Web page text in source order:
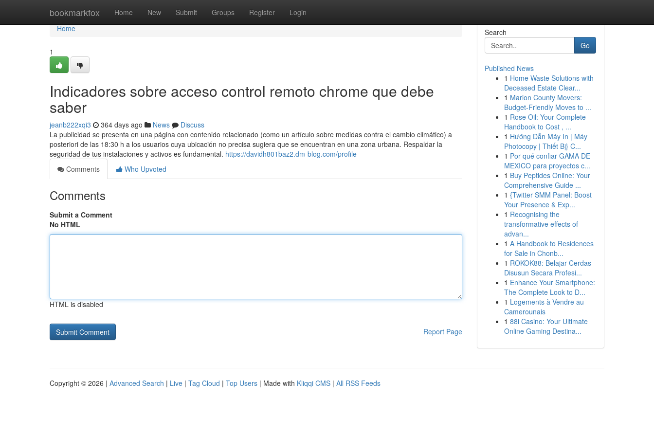
bookmarkfox Home New Submit Groups Register Login
Home
Home
1
Indicadores sobre acceso control remoto chrome que debe
saber
jeanb222xqi3 364 days ago News
Discuss
La publicidad se presenta en una página con contenido relacionado (como un artículo sobre medidas contra el cambio climático) a
posteriori de las 18:30 h a los usuarios cuya ubicación no precisa sugiera que se encuentran en una zona urbana. Respaldar la
seguridad de tus instalaciones y activos es fundamental. https://davidh801baz2.dm-blog.com/profile
Comments
Who Upvoted
Comments
Submit a Comment
No HTML
HTML is disabled
Report Page
Search
Go
Published News
1 Home Waste Solutions with
Deceased Estate Clear...
1 Marion County Movers:
Budget-Friendly Moves to ...
1 Rose Oil: Your Complete
Handbook to Cost , ...
1 Hướng Dẫn Máy In | Máy
Photocopy | Thiết Bị} C...
1 Por qué confiar GAMA DE
MEXICO para proyectos c...
1 Buy Peptides Online: Your
Comprehensive Guide ...
1 {Twitter SMM Panel: Boost
Your Presence & Exp...
1 Recognising the
transformative effects of
advan...
1 A Handbook to Residences
for Sale in Chonb...
1 ROKOK88: Belajar Cerdas
Disusun Secara Profesi...
1 Enhance Your Smartphone:
The Complete Look to D...
1 Logements à Vendre au
Camerounais
1 88i Casino: Your Ultimate
Online Gaming Destina...
Copyright © 2026 | Advanced Search | Live | Tag Cloud | Top Users | Made with Kliqqi CMS | All RSS Feeds